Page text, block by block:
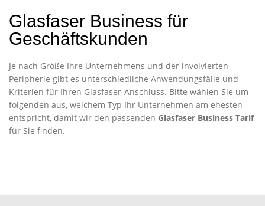
Glasfaser Business für
Geschäftskunden
Je nach Größe Ihre Unternehmens und der involvierten
Peripherie gibt es unterschiedliche Anwendungsfälle und
Kriterien für Ihren Glasfaser-Anschluss. Bitte wählen Sie um
folgenden aus, welchem Typ Ihr Unternehmen am ehesten
entspricht, damit wir den passenden Glasfaser Business Tarif
für Sie finden.